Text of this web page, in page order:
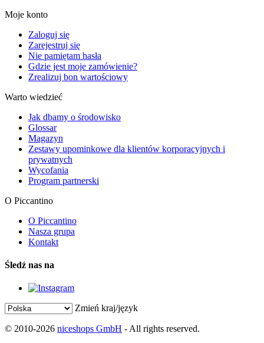
Moje konto
Zaloguj się
Zarejestruj się
Nie pamiętam hasła
Gdzie jest moje zamówienie?
Zrealizuj bon wartościowy
Warto wiedzieć
Jak dbamy o środowisko
Glossar
Magazyn
Zestawy upominkowe dla klientów korporacyjnych i
prywatnych
Wycofania
Program partnerski
O Piccantino
O Piccantino
Nasza grupa
Kontakt
Śledź nas na
Zmień kraj/język
© 2010-2026 niceshops GmbH - All rights reserved.